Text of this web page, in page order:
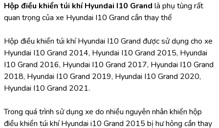
Hộp điều khiển túi khí Hyundai I10 Grand là phụ tùng rất
quan trọng của xe Hyundai I10 Grand cần thay thế
Hộp điều khiển túi khí Hyundai I10 Grand được sử dụng cho xe
Hyundai I10 Grand 2014, Hyundai I10 Grand 2015, Hyundai
I10 Grand 2016, Hyundai I10 Grand 2017, Hyundai I10 Grand
2018, Hyundai I10 Grand 2019, Hyundai I10 Grand 2020,
Hyundai I10 Grand 2021.
Trong quá trình sử dụng xe do nhiều nguyên nhân khiến hộp
điều khiển túi khí Hyundai i10 Grand 2015 bị hư hỏng cần thay